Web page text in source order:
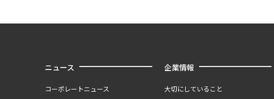
ニュース
コーポレートニュース
企業情報
大切にしていること